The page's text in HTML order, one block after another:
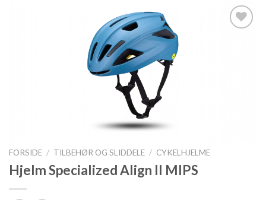
FORSIDE / TILBEHØR OG SLIDDELE / CYKELHJELME
Hjelm Specialized Align II MIPS